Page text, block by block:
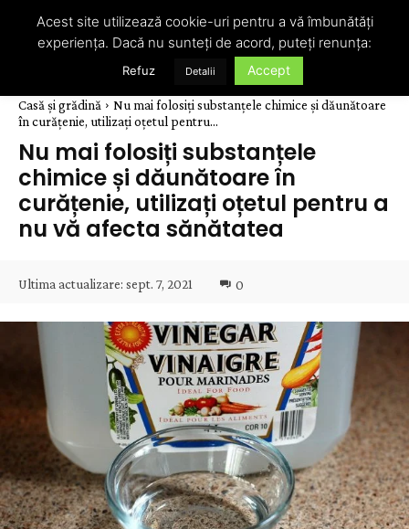
Casă și grădină
Nu mai folosiți substanțele chimice și dăunătoare
în curățenie, utilizați oțetul pentru...
Nu mai folosiți substanțele
chimice și dăunătoare în
curățenie, utilizați oțetul pentru a
nu vă afecta sănătatea
Ultima actualizare: sept. 7, 2021 0
Acest site utilizează cookie-uri pentru a vă îmbunătăți
experiența. Dacă nu sunteți de acord, puteți renunța:
Refuz Detalii Accept